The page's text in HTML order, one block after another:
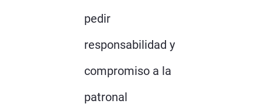
pedir
responsabilidad y
compromiso a la
patronal